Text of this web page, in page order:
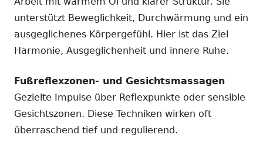
unterstützt Beweglichkeit, Durchwärmung und ein
ausgeglichenes Körpergefühl. Hier ist das Ziel
Harmonie, Ausgeglichenheit und innere Ruhe.
Fußreflexzonen- und Gesichtsmassagen
Gezielte Impulse über Reflexpunkte oder sensible
Gesichtszonen. Diese Techniken wirken oft
überraschend tief und regulierend.